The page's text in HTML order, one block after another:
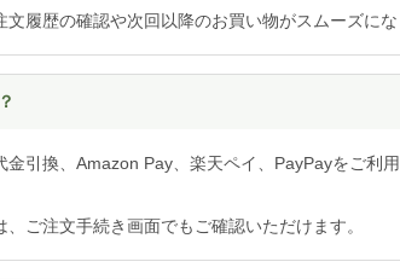
履歴の確認や次回以降のお買い物がスムーズにな
引換、Amazon Pay、楽天ペイ、PayPayをご利用
ご注文手続き画面でもご確認いただけます。